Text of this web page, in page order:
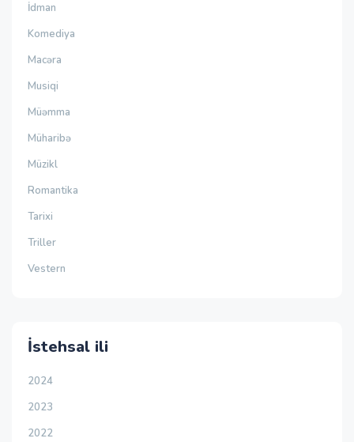
İdman
Komediya
Macəra
Musiqi
Müəmma
Müharibə
Müzikl
Romantika
Tarixi
Triller
Vestern
İstehsal ili
2024
2023
2022